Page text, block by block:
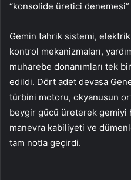
“konsolide üretici
Gemin tahrik sistemi,
kontrol mekanizmaları,
muharebe donanımları tek
edildi. Dört adet devasa
türbini motoru, okyanusun
beygir gücü üreterek gemiyi
manevra kabiliyeti ve
tam notla geçirdi.